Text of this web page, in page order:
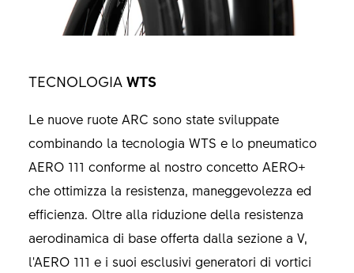
TECNOLOGIA WTS
Le nuove ruote ARC sono state sviluppate
combinando la tecnologia WTS e lo pneumatico
AERO 111 conforme al nostro concetto AERO+
che ottimizza la resistenza, maneggevolezza ed
efficienza. Oltre alla riduzione della resistenza
aerodinamica di base offerta dalla sezione a V,
l'AERO 111 e i suoi esclusivi generatori di vortici